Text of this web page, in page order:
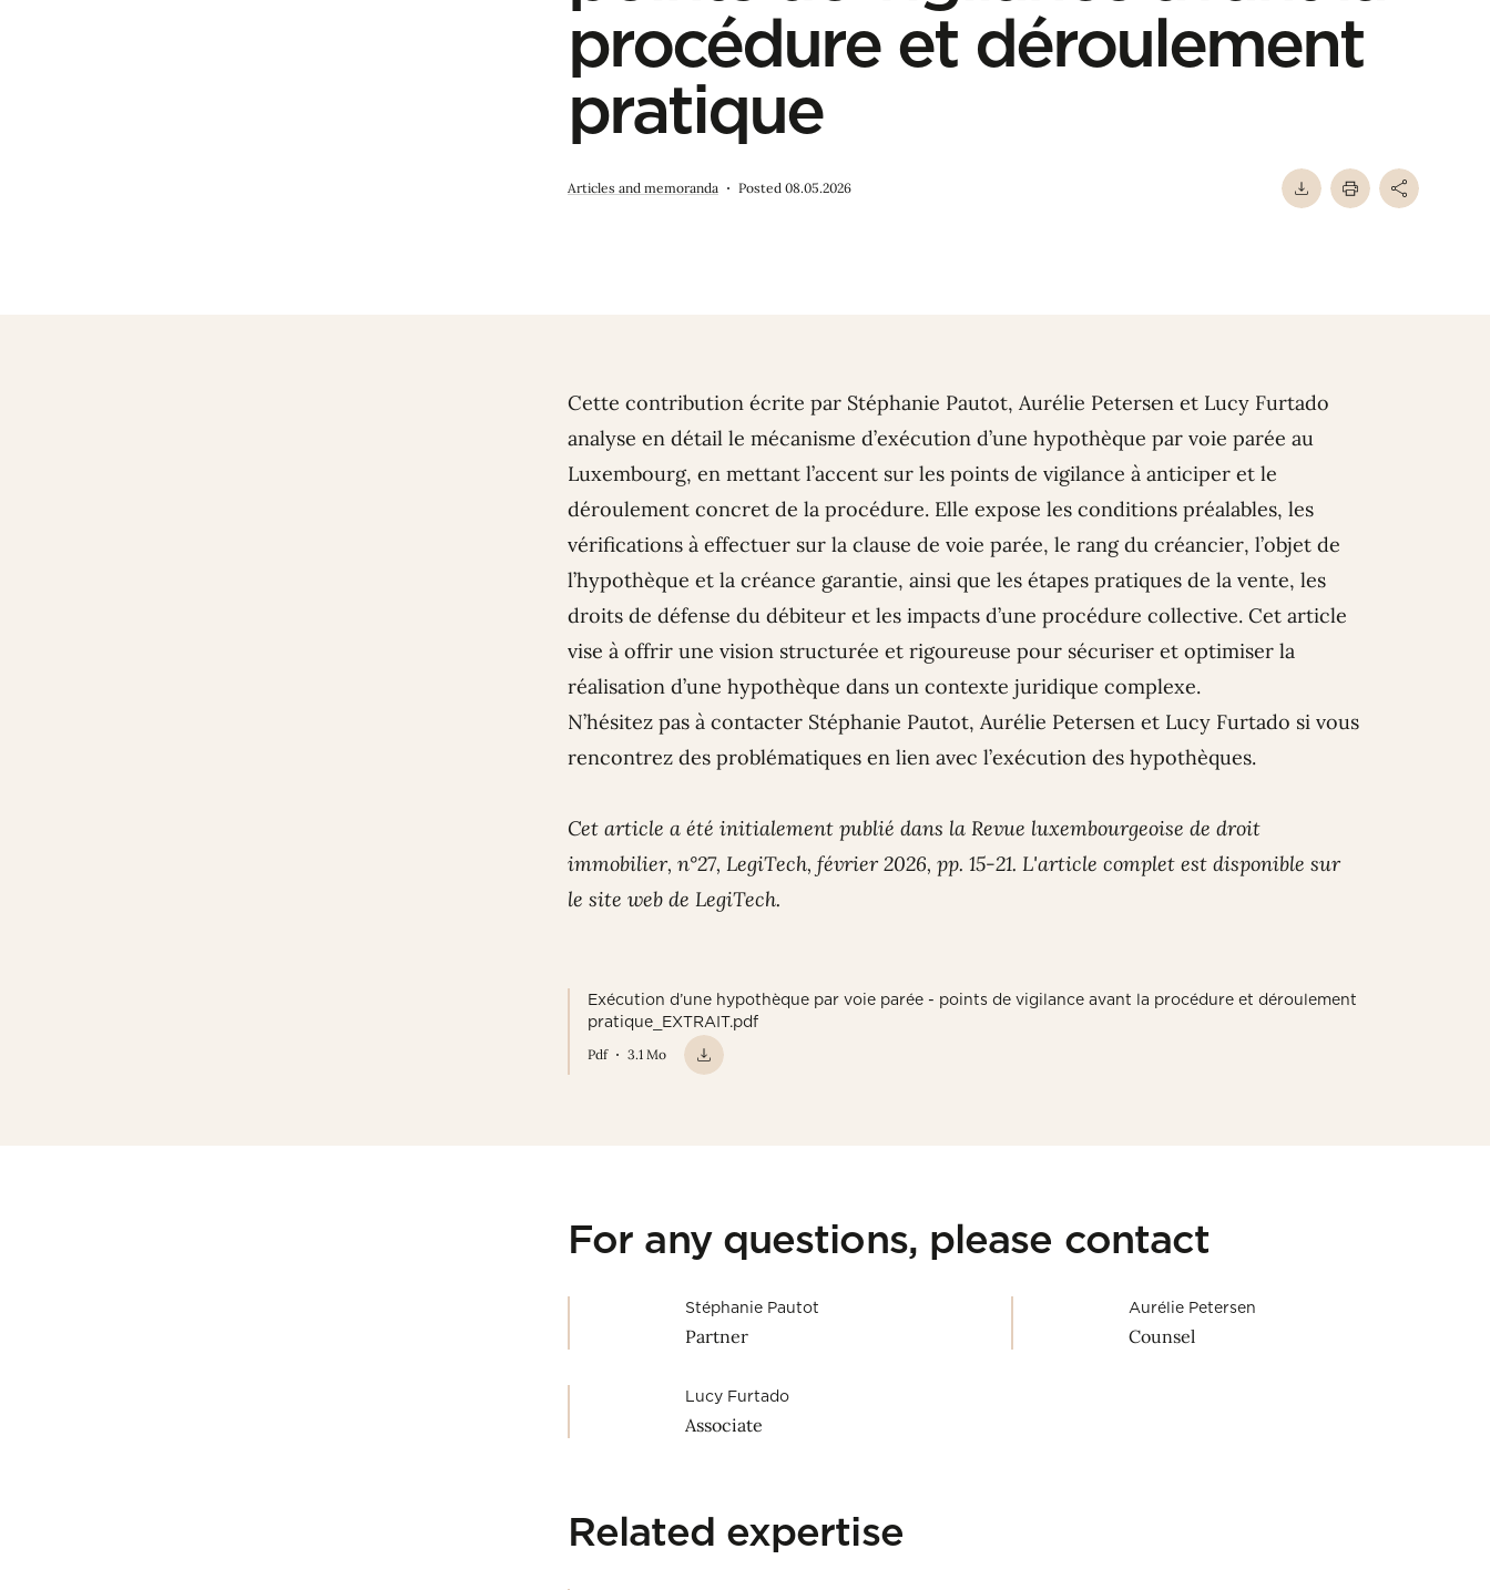
procédure et déroulement
pratique
Articles and memoranda Posted 08.05.2026
Cette contribution écrite par Stéphanie Pautot, Aurélie Petersen et Lucy Furtado
analyse en détail le mécanisme d’exécution d’une hypothèque par voie parée au
Luxembourg, en mettant l’accent sur les points de vigilance à anticiper et le
déroulement concret de la procédure. Elle expose les conditions préalables, les
vérifications à effectuer sur la clause de voie parée, le rang du créancier, l’objet de
l’hypothèque et la créance garantie, ainsi que les étapes pratiques de la vente, les
droits de défense du débiteur et les impacts d’une procédure collective. Cet article
vise à offrir une vision structurée et rigoureuse pour sécuriser et optimiser la
réalisation d’une hypothèque dans un contexte juridique complexe.
N’hésitez pas à contacter Stéphanie Pautot, Aurélie Petersen et Lucy Furtado si vous
rencontrez des problématiques en lien avec l’exécution des hypothèques.
Cet article a été initialement publié dans la Revue luxembourgeoise de droit
immobilier, n°27, LegiTech, février 2026, pp. 15-21. L'article complet est disponible sur
le site web de LegiTech.
Exécution d’une hypothèque par voie parée - points de vigilance avant la procédure et déroulement
pratique_EXTRAIT.pdf
Pdf 3.1 Mo
For any questions, please contact
Stéphanie Pautot
Partner
Aurélie Petersen
Counsel
Lucy Furtado
Associate
Related expertise